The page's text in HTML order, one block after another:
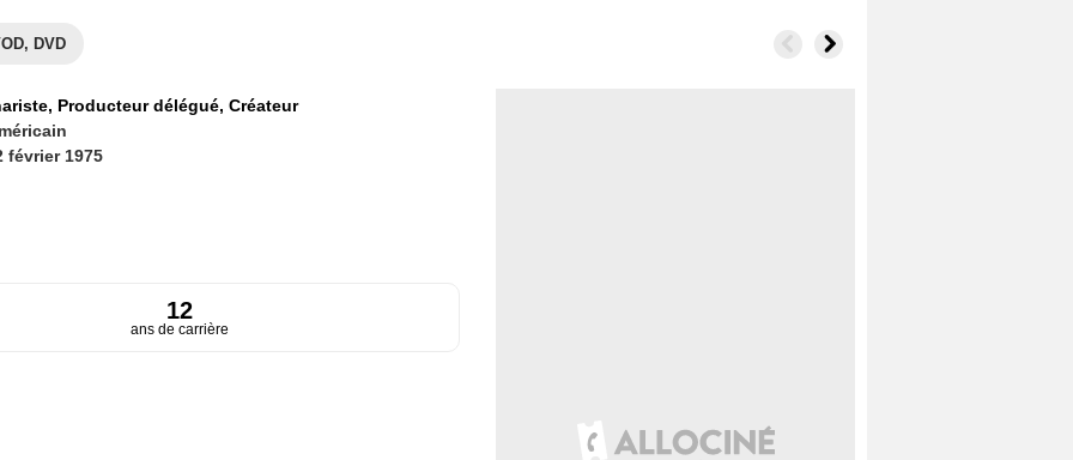
DVD
Producteur délégué, Créateur
février 1975
12
ans de carrière